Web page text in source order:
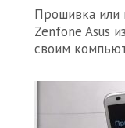
Прошивка или
Zenfone Asus
своим